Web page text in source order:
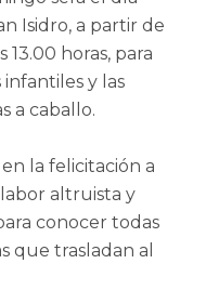
Isidro, a partir de
13.00 horas, para
y las
a caballo.
la felicitación a
altruista y
conocer todas
que trasladan al